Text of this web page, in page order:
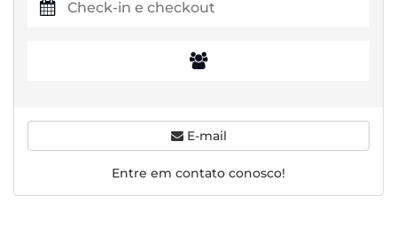
E-mail
Entre em contato conosco!